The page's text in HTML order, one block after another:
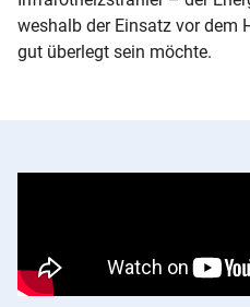
weshalb der Einsatz vor dem
gut überlegt sein möchte.